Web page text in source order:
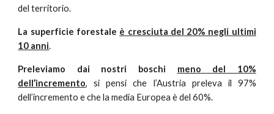
del territorio.
La superficie forestale è cresciuta del 20% negli ultimi
10 anni.
Preleviamo dai nostri boschi meno del 10%
dell’incremento, si pensi che l’Austria preleva il 97%
dell’incremento e che la media Europea è del 60%.